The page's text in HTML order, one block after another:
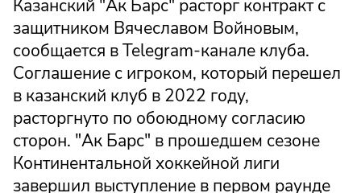
Казанский "Ак Барс" расторг контракт с
защитником Вячеславом Войновым,
сообщается в Telegram-канале клуба.
Соглашение с игроком, который перешел
в казанский клуб в 2022 году,
расторгнуто по обоюдному согласию
сторон. "Ак Барс" в прошедшем сезоне
Континентальной хоккейной лиги
завершил выступление в первом раунде